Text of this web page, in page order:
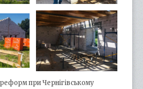
при Чернігівському